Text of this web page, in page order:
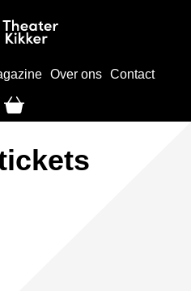
Over ons Contact